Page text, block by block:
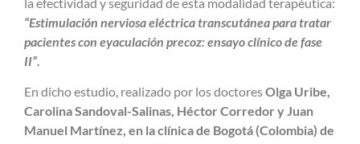
“Estimulación nerviosa eléctrica transcutánea para tratar
pacientes con eyaculación precoz: ensayo clínico de fase
II”.
En dicho estudio, realizado por los doctoresOlga Uribe,
Carolina Sandoval-Salinas, Héctor Corredor y Juan
Manuel Martínez, en la clínica de Bogotá (Colombia) de